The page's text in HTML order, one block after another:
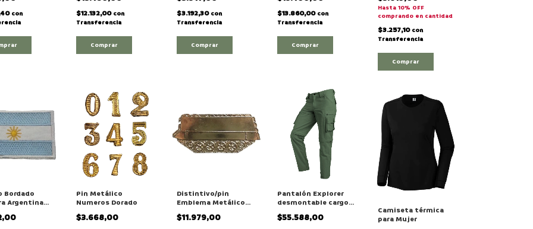
con
$12.132,00 con
Transferencia
Comprar
$3.192,30 con
Transferencia
Comprar
$13.860,00 con
Transferencia
Comprar
Hasta 10% OFF
comprando en cantidad
$3.257,10 con
Transferencia
Bordado
Argentina
Pin Metálico
Numeros Dorado
$3.668,00
Distintivo/pin
Emblema Metálico
Para Boina
Mecanizado Ejército
$11.979,00
Pantalón Explorer
desmontable cargo
de Secado Rápido
$55.588,00
Camiseta térmica
para Mujer